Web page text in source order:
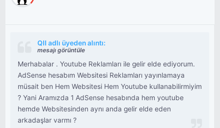
QII adlı üyeden alıntı:
mesajı görüntüle
Merhabalar . Youtube Reklamları ile gelir elde ediyorum.
AdSense hesabım Websitesi Reklamları yayınlamaya
müsait ben Hem Websitesi Hem Youtube kullanabilirmiyim
? Yani Aramızda 1 AdSense hesabında hem youtube
hemde Websitesinden aynı anda gelir elde eden
arkadaşlar varmı ?